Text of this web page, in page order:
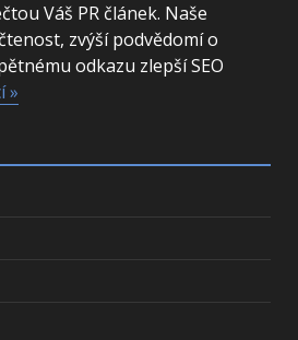
Váš PR článek. Naše
zvýší podvědomí o
odkazu zlepší SEO
»